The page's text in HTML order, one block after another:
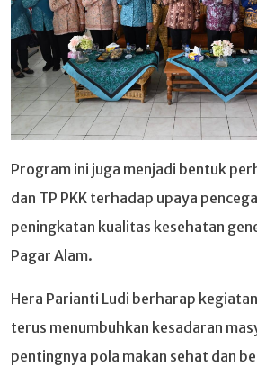
Program ini juga menjadi bentuk
dan TP PKK terhadap upaya
peningkatan kualitas kesehatan
Pagar Alam.
Hera Parianti Ludi berharap
terus menumbuhkan kesadaran
pentingnya pola makan sehat dan